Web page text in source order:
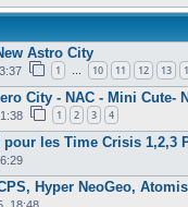
Astro City
1 … 10 11 12 13
City - NAC - Mini Cute-
1 2 3 4
les Time Crisis 1,2,3
Hyper NeoGeo,